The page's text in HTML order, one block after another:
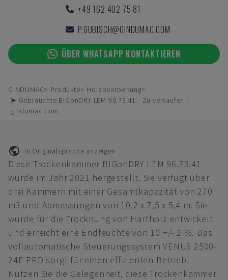
+49 162 402 75 81
P.GUBISCH@GINDUMAC.COM
ÜBER WHATSAPP KONTAKTIEREN
GINDUMAC Produkte
Holzbearbeitung
➤ Gebrauchte BIGonDRY LEM 96.73.41 - Zu verkaufen |
gindumac.com
In Originalsprache anzeigen
Diese Trockenkammer BIGonDRY LEM 96.73.41
wurde im Jahr 2021 hergestellt. Sie verfügt über
drei Kammern mit einer Gesamtkapazität von 270
m3 und Abmessungen von 10,2 x 7,5 x 5,4 m. Sie
wurde für die Trocknung von Hartholz entwickelt
und erreicht eine Endfeuchte von 10 +/- 2 %. Das
vollautomatische Steuerungssystem VENUS 2500-
24F-PRO sorgt für einen effizienten Betrieb.
Nutzen Sie die Gelegenheit, diese Trockenkammer